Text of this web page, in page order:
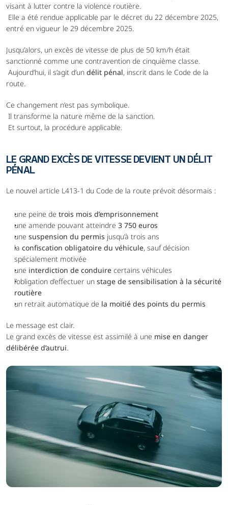
visant à lutter contre la violence routière.
entré en vigueur le 29 décembre 2025.
Jusqu’alors, un excès de vitesse de plus de 50 km/h était
sanctionné comme une contravention de cinquième classe.
Aujourd’hui, il s’agit d’un délit pénal, inscrit dans le Code de la
route.
Ce changement n’est pas symbolique.
Il transforme la nature même de la sanction.
Et surtout, la procédure applicable.
LE GRAND EXCÈS DE VITESSE DEVIENT UN DÉLIT
PÉNAL
Le nouvel article L413-1 du Code de la route prévoit désormais :
une peine de trois mois d’emprisonnement
une amende pouvant atteindre 3 750 euros
une suspension du permis jusqu’à trois ans
la confiscation obligatoire du véhicule, sauf décision
spécialement motivée
une interdiction de conduire certains véhicules
l’obligation d’effectuer un stage de sensibilisation à la sécurité
routière
un retrait automatique de la moitié des points du permis
Le message est clair.
Le grand excès de vitesse est assimilé à une mise en danger
délibérée d’autrui.